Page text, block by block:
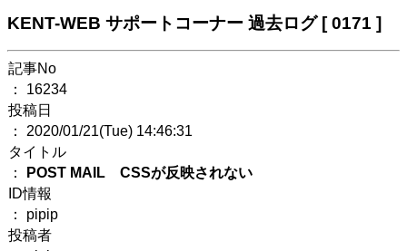
KENT-WEB サポートコーナー 過去ログ [ 0171 ]
記事No
： 16234
投稿日
： 2020/01/21(Tue) 14:46:31
タイトル
：
POST MAIL CSSが反映されない
ID情報
： pipip
投稿者